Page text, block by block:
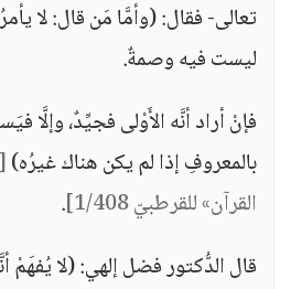
تعالى- فقال: (وأمَّا مَن قال: لا
ليست فيه وصمةٌ.
فإنْ أراد أنَّه الأَوْلى فجيِّدٌ، وإلَّا
بالمعروفِ إذا لم يكن هناك غيرُه)
القرآن» للقرطبيّ 1/408]
.
قال الدُّكتور فضل إلهي: (لا يُفهَمْ